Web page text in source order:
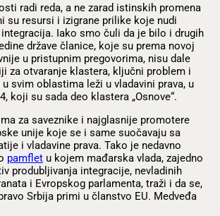
radi reda, a ne zarad istinskih promena
su resursi i izigrane prilike koje nudi
Iako smo čuli da je bilo i drugih
države članice, koje su prema novoj
u pristupnim pregovorima, nisu dale
za otvaranje klastera, ključni problem i
svim oblastima leži u vladavini prava, u
koji su sada deo klastera „Osnove“.
za saveznike i najglasnije promotere
unije koje se i same suočavaju sa
i vladavine prava. Tako je nedavno
pamfletu kojem mađarska vlada, zajedno
produbljivanja integracije, nevladinih
i Evropskog parlamenta, traži i da se,
Srbija primi u članstvo EU. Medveđa